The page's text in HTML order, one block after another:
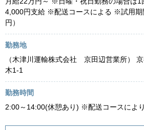
4,000円支給 ※配送コースによる ※試用期
円）
勤務地
（木津川運輸株式会社 京田辺営業所）
木1-1
勤務時間
2:00～14:00(休憩あり) ※配送コースによ